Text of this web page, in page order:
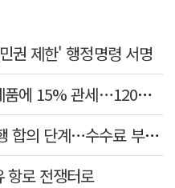
권 제한' 행정명령 서명
[속보] 美, 폴리실리콘 파생제품에 15% 관세…120일 뒤 발효
이란-오만, 호르무즈해협 통행 합의 단계…수수료 부과되나
항로 전쟁터로